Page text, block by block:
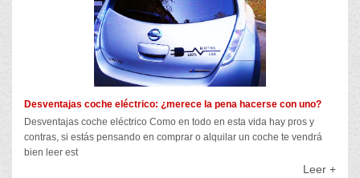
Desventajas coche eléctrico: ¿merece la pena hacerse con uno?
Desventajas coche eléctrico Como en todo en esta vida hay pros y
contras, si estás pensando en comprar o alquilar un coche te vendrá
bien leer est
Leer +